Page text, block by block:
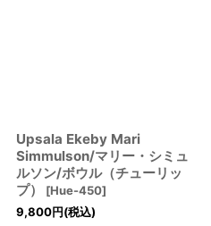
Upsala Ekeby Mari
Simmulson/マリー・シミュ
ルソン/ボウル（チューリッ
プ）
[Hue-450]
9,800円(税込)